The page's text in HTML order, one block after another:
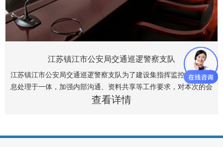
江苏镇江市公安局交通巡逻警察支队
江苏镇江市公安局交通巡逻警察支队为了建设集指挥监控控制、信
息处理于一体，加强内部沟通、资料共享等工作要求，对本次的会
议室建设提出了数字化、人性化、智能化的“数字会议系统”要求，
查看详情